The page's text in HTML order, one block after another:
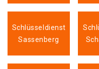
Schlüsseldienst
Sassenberg